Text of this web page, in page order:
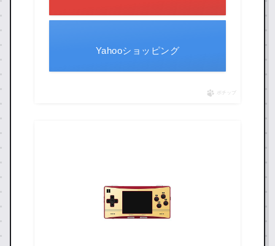
Yahooショッピング
ポチップ